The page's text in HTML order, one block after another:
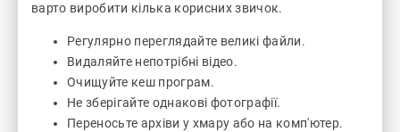
варто виробити кілька корисних звичок.
Регулярно переглядайте великі файли.
Видаляйте непотрібні відео.
Очищуйте кеш програм.
Не зберігайте однакові фотографії.
Переносьте архіви у хмару або на комп'ютер.